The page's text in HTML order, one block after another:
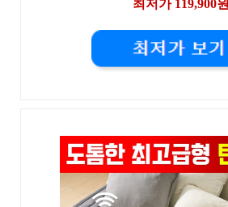
최저가 119,900원